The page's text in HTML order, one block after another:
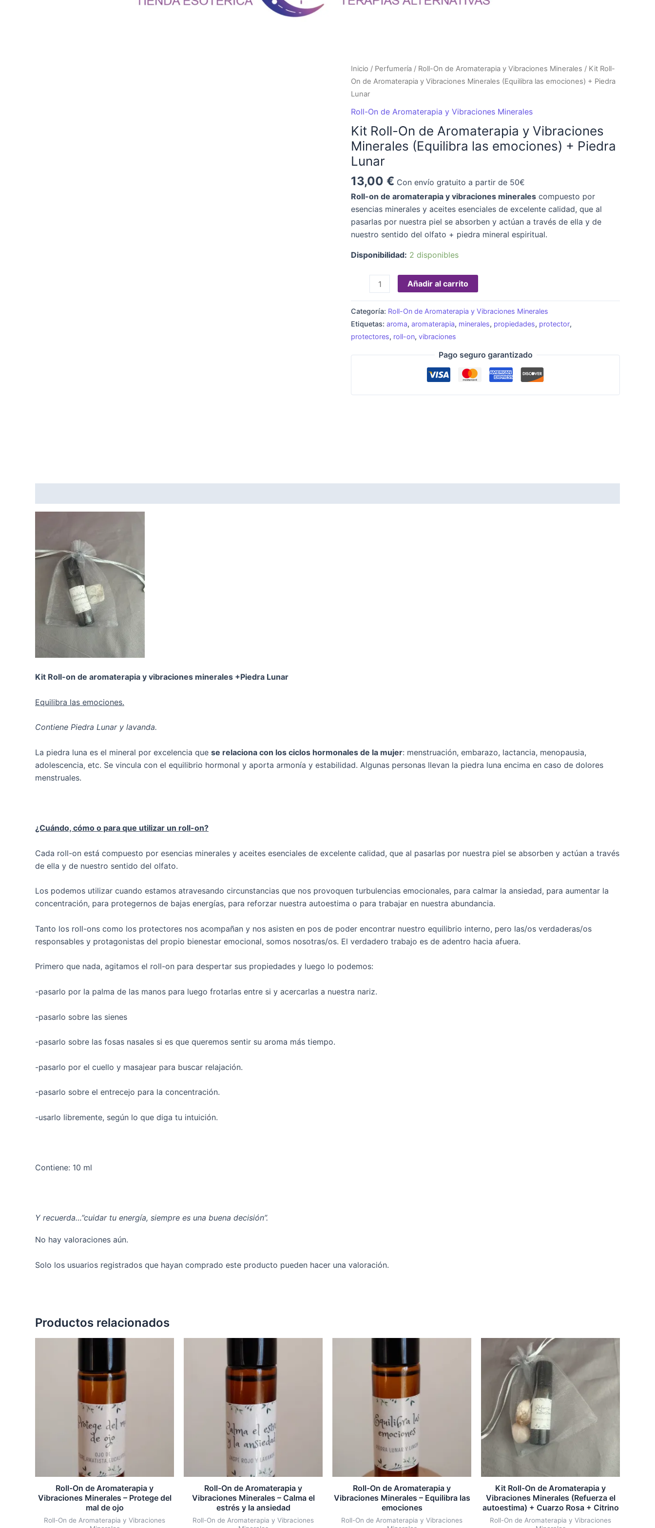
Inicio / Perfumería / Roll-On de Aromaterapia y Vibraciones Minerales / Kit Roll-
On de Aromaterapia y Vibraciones Minerales (Equilibra las emociones) + Piedra
Lunar
Roll-On de Aromaterapia y Vibraciones Minerales
Kit Roll-On de Aromaterapia y Vibraciones
Minerales (Equilibra las emociones) + Piedra
Lunar
13,00 € Con envío gratuito a partir de 50€
Roll-on de aromaterapia y vibraciones minerales compuesto por
esencias minerales y aceites esenciales de excelente calidad, que al
pasarlas por nuestra piel se absorben y actúan a través de ella y de
nuestro sentido del olfato + piedra mineral espiritual.
Disponibilidad: 2 disponibles
Kit
Roll-
On
de
y
Vibraciones
Minerales
las
emociones)
+
Piedra
Lunar
Añadir al carrito
Categoría: Roll-On de Aromaterapia y Vibraciones Minerales
Etiquetas: aroma, aromaterapia, minerales, propiedades, protector,
protectores, roll-on, vibraciones
Pago seguro garantizado
Kit Roll-on de aromaterapia y vibraciones minerales +Piedra Lunar
Equilibra las emociones.
Contiene Piedra Lunar y lavanda.
La piedra luna es el mineral por excelencia que se relaciona con los ciclos hormonales de la mujer: menstruación, embarazo, lactancia, menopausia,
adolescencia, etc. Se vincula con el equilibrio hormonal y aporta armonía y estabilidad. Algunas personas llevan la piedra luna encima en caso de dolores
menstruales.
¿Cuándo, cómo o para que utilizar un roll-on?
Cada roll-on está compuesto por esencias minerales y aceites esenciales de excelente calidad, que al pasarlas por nuestra piel se absorben y actúan a través
de ella y de nuestro sentido del olfato.
Los podemos utilizar cuando estamos atravesando circunstancias que nos provoquen turbulencias emocionales, para calmar la ansiedad, para aumentar la
concentración, para protegernos de bajas energías, para reforzar nuestra autoestima o para trabajar en nuestra abundancia.
Tanto los roll-ons como los protectores nos acompañan y nos asisten en pos de poder encontrar nuestro equilibrio interno, pero las/os verdaderas/os
responsables y protagonistas del propio bienestar emocional, somos nosotras/os. El verdadero trabajo es de adentro hacia afuera.
Primero que nada, agitamos el roll-on para despertar sus propiedades y luego lo podemos:
-pasarlo por la palma de las manos para luego frotarlas entre si y acercarlas a nuestra nariz.
-pasarlo sobre las sienes
-pasarlo sobre las fosas nasales si es que queremos sentir su aroma más tiempo.
-pasarlo por el cuello y masajear para buscar relajación.
-pasarlo sobre el entrecejo para la concentración.
-usarlo libremente, según lo que diga tu intuición.
Contiene: 10 ml
Y recuerda…”cuidar tu energía, siempre es una buena decisión”.
No hay valoraciones aún.
Solo los usuarios registrados que hayan comprado este producto pueden hacer una valoración.
Productos relacionados
Roll-On de Aromaterapia y
Vibraciones Minerales – Protege del
mal de ojo
Roll-On de Aromaterapia y Vibraciones
Roll-On de Aromaterapia y
Vibraciones Minerales – Calma el
estrés y la ansiedad
Roll-On de Aromaterapia y Vibraciones
Roll-On de Aromaterapia y
Vibraciones Minerales – Equilibra las
emociones
Roll-On de Aromaterapia y Vibraciones
Kit Roll-On de Aromaterapia y
Vibraciones Minerales (Refuerza el
autoestima) + Cuarzo Rosa + Citrino
Roll-On de Aromaterapia y Vibraciones